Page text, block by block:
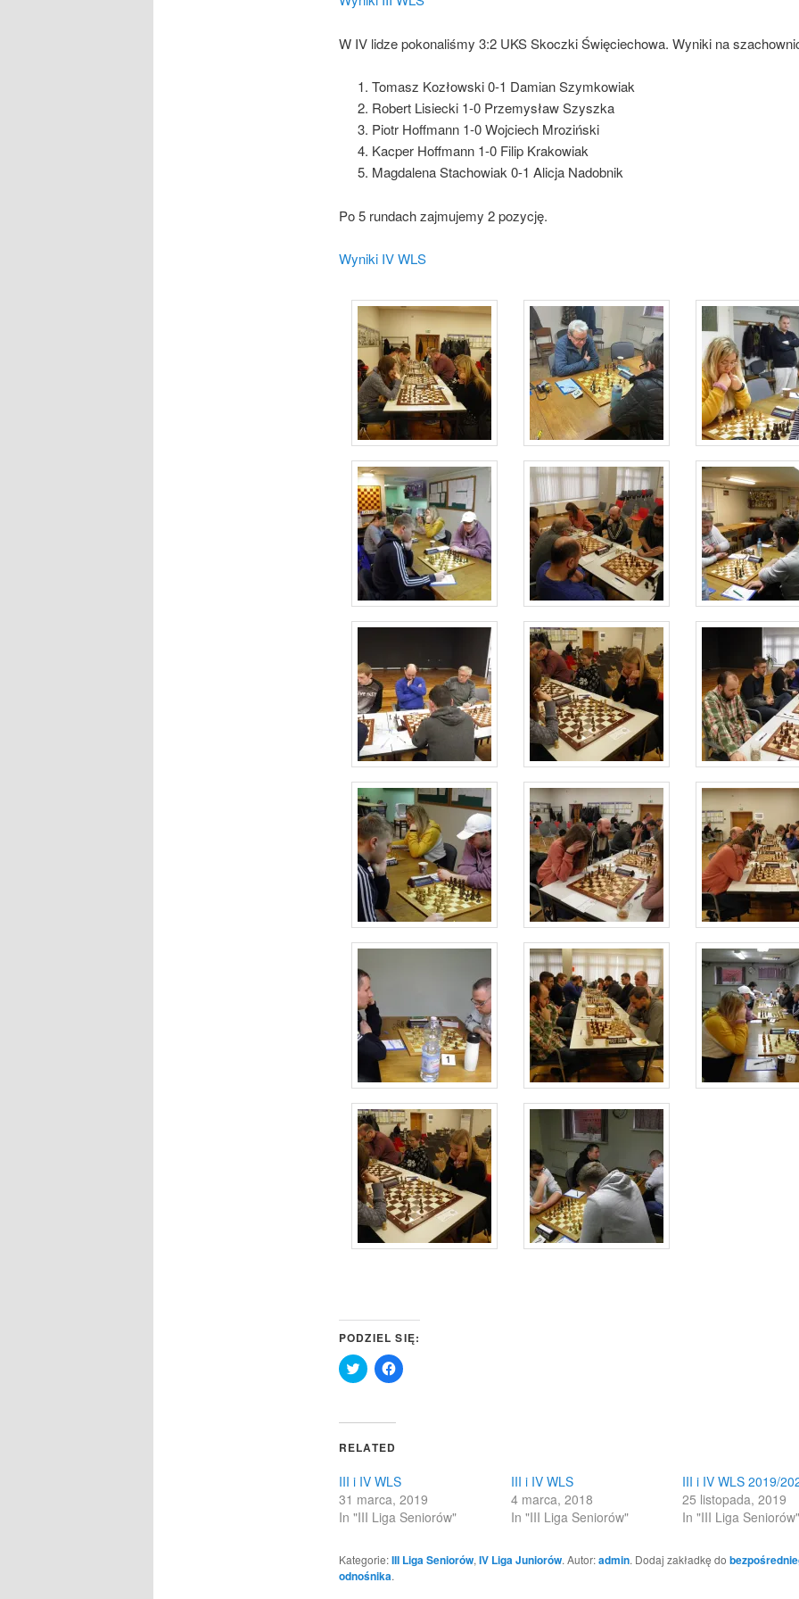
W IV lidze pokonaliśmy 3:2 UKS Skoczki Święciechowa. Wyniki na
Tomasz Kozłowski 0-1 Damian Szymkowiak
Robert Lisiecki 1-0 Przemysław Szyszka
Piotr Hoffmann 1-0 Wojciech Mroziński
Kacper Hoffmann 1-0 Filip Krakowiak
Magdalena Stachowiak 0-1 Alicja Nadobnik
Po 5 rundach zajmujemy 2 pozycję.
Wyniki IV WLS
PODZIEL SIĘ:
Click
to
(Opens
new
Click
to
RELATED
III i IV WLS
31 marca, 2019
In "III Liga Seniorów"
III i IV WLS
4 marca, 2018
In "III Liga Seniorów"
III i IV WLS 2019/
25 listopada, 2019
In "III Liga
Kategorie:III Liga Seniorów, IV Liga Juniorów. Autor:admin. Dodaj zakładkę do
odnośnika.